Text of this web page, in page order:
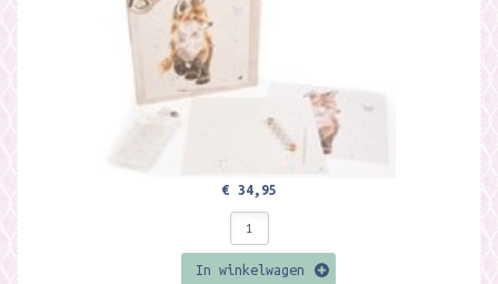
€ 34,95
In winkelwagen